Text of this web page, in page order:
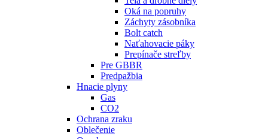
Oká na popruhy
Záchyty zásobníka
Bolt catch
Naťahovacie páky
Prepínače streľby
Pre GBBR
Predpažbia
Hnacie plyny
Gas
CO2
Ochrana zraku
Oblečenie